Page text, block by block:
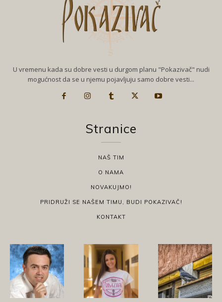
U vremenu kada su dobre vesti u durgom planu "Pokazivač" nudi
mogućnost da se u njemu pojavljuju samo dobre vesti...
Stranice
NAŠ TIM
O NAMA
NOVAKUJMO!
PRIDRUŽI SE NAŠEM TIMU, BUDI POKAZIVAČ!
KONTAKT